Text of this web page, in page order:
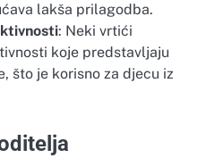
lakša prilagodba.
: Neki vrtići
koje predstavljaju
što je korisno za djecu iz